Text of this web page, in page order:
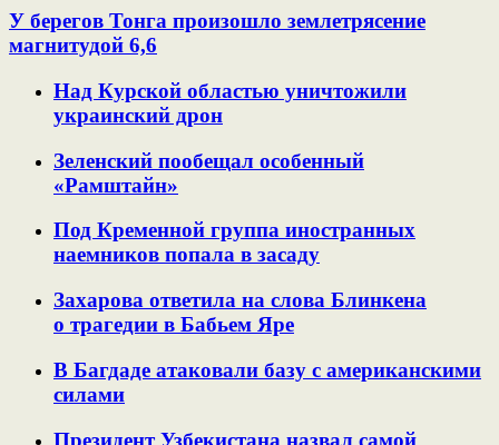
У берегов Тонга произошло землетрясение
магнитудой 6,6
Над Курской областью уничтожили
украинский дрон
Зеленский пообещал особенный
«Рамштайн»
Под Кременной группа иностранных
наемников попала в засаду
Захарова ответила на слова Блинкена
о трагедии в Бабьем Яре
В Багдаде атаковали базу с американскими
силами
Президент Узбекистана назвал самой